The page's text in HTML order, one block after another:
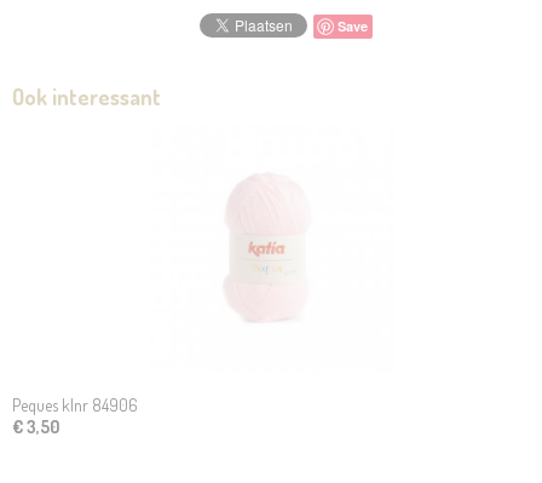
Save
Ook interessant
Peques klnr 84906
€ 3,50